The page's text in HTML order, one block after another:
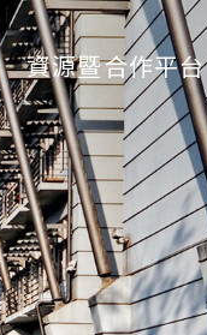
資源暨合作平台